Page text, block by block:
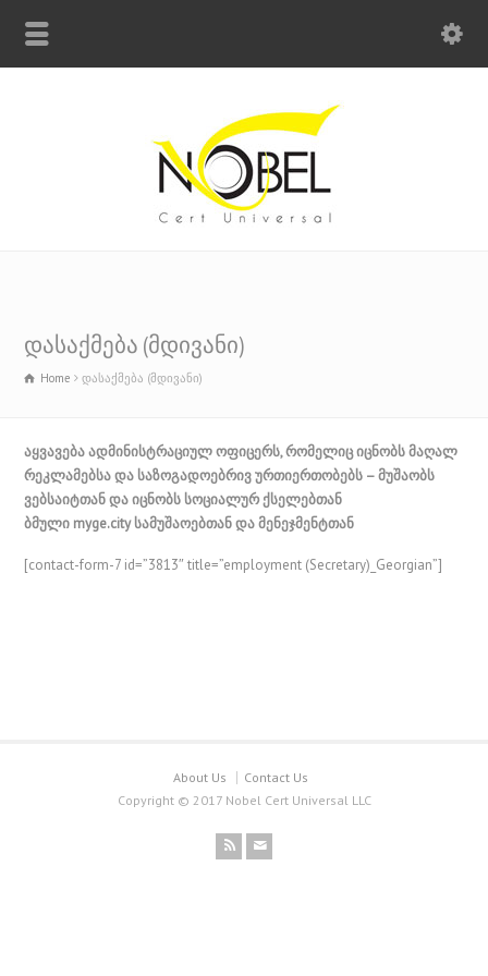
დასაქმება (მდივანი)
Home დასაქმება (მდივანი)
აყვავება ადმინისტრაციულ ოფიცერს, რომელიც იცნობს მაღალ
რეკლამებსა და საზოგადოებრივ ურთიერთობებს – მუშაობს
ვებსაიტთან და იცნობს სოციალურ ქსელებთან
ბმული myge.city სამუშაოებთან და მენეჯმენტთან
[contact-form-7 id=”3813″ title=”employment (Secretary)_Georgian”]
About Us
Contact Us
Copyright © 2017 Nobel Cert Universal LLC